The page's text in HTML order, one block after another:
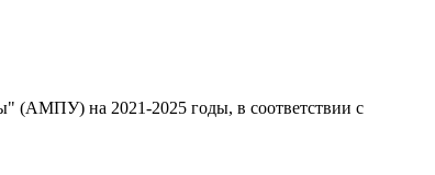
(АМПУ) на 2021-2025 годы, в соответствии с